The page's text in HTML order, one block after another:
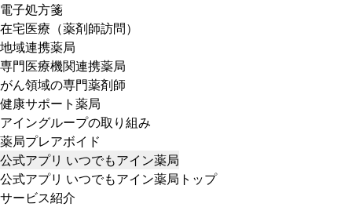
電子処方箋
在宅医療（薬剤師訪問）
地域連携薬局
専門医療機関連携薬局
がん領域の専門薬剤師
健康サポート薬局
アイングループの取り組み
薬局プレアボイド
公式アプリ いつでもアイン薬局
公式アプリ いつでもアイン薬局トップ
サービス紹介